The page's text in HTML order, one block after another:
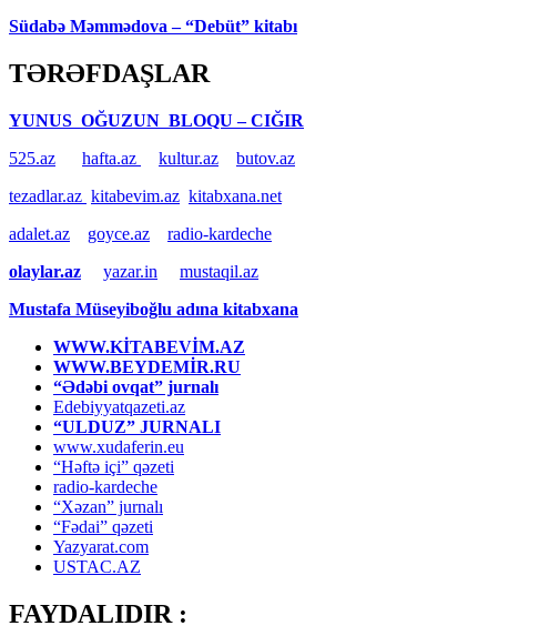
Südabə Məmmədova – “Debüt” kitabı
TƏRƏFDAŞLAR
YUNUS OĞUZUN BLOQU – CIĞIR
525.az
hafta.az kultur.az
butov.az
tezadlar.az kitabevim.az kitabxana.net
adalet.az
goyce.az
radio-kardeche
olaylar.az
yazar.in
mustaqil.az
Mustafa Müseyiboğlu adına kitabxana
WWW.KİTABEVİM.AZ
WWW.BEYDEMİR.RU
“Ədəbi ovqat” jurnalı
Edebiyyatqazeti.az
“ULDUZ” JURNALI
www.xudaferin.eu
“Həftə içi” qəzeti
radio-kardeche
“Xəzan” jurnalı
“Fədai” qəzeti
Yazyarat.com
USTAC.AZ
FAYDALIDIR :